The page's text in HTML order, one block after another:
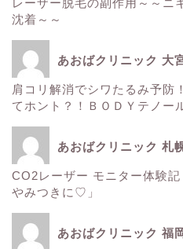
沈着～～
あおばクリニック 大
肩コリ解消でシワたるみ予防
てホント？！ＢＯＤＹテノー
あおばクリニック 札
CO2レーザー モニター体験
やみつきに♡」
あおばクリニック 福